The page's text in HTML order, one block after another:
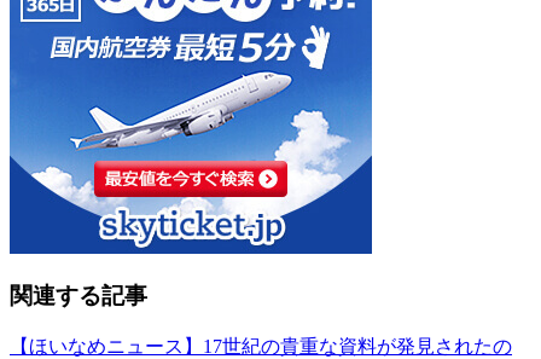
関連する記事
【ほいなめニュース】17世紀の貴重な資料が発見されたの